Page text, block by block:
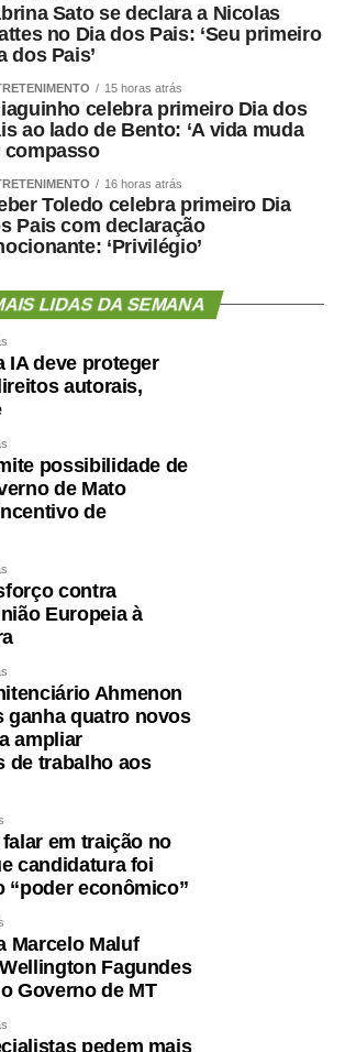
com a consciência tranquila. Cumpri
que assumi. Outros terão de
escolhas que fizeram e pela maneira
las.”
responsabilidade, compromisso,
palavra. Infelizmente, o senador
dificuldade em compreender o
princípios – o que só contribui para
integrar, como candidato a vice-
liderada pelo senador Wellington
não foi fruto de uma conversa
possibilidade lançada ao acaso. Foi
apresentada, construída e
do processo partidário, inclusive com
compromissos foram assumidos,
estratégias foram definidas e
acreditando na palavra empenhada e
decisão tomada por quem pretende
pelo senador Wellington Fagundes
de uma mudança de candidatura.
um Estado precisa, antes de
que sua palavra tem valor. Precisa
ao seu lado. Não é possível pedir
Sato se declara a Nicolas
no Dia dos Pais: ‘Seu primeiro
dos Pais’
15 horas atrás
celebra primeiro Dia dos
ao lado de Bento: ‘A vida muda
compasso
16 horas atrás
Toledo celebra primeiro Dia
Pais com declaração
‘Privilégio’
LIDAS DA SEMANA
IA deve proteger
autorais,
possibilidade de
de Mato
de
contra
Europeia à
Ahmenon
ganha quatro novos
ampliar
de trabalho aos
em traição no
candidatura foi
“poder econômico”
Marcelo Maluf
Fagundes
Governo de MT
pedem mais